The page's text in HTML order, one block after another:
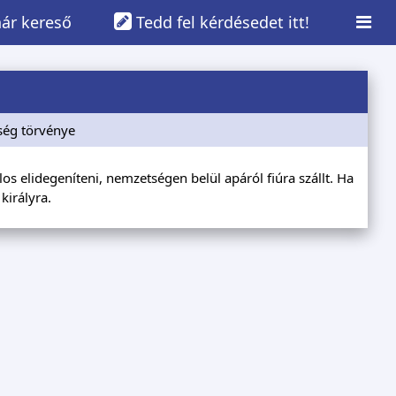
Tedd fel kérdésedet itt!
kereső
törvénye
elidegeníteni, nemzetségen belül apáról fiúra szállt. Ha